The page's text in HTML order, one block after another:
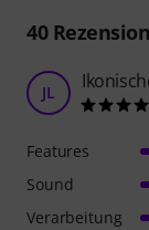
40
JL
Features
Sound
Verarbeitung